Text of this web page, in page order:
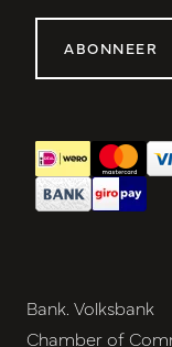
ABONNEER
Bank. Volksbank
Chamber of